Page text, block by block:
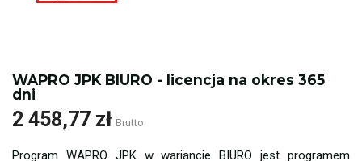
WAPRO JPK BIURO - licencja na okres 365
dni
2 458,77 zł Brutto
Program WAPRO JPK w wariancie BIURO jest programem